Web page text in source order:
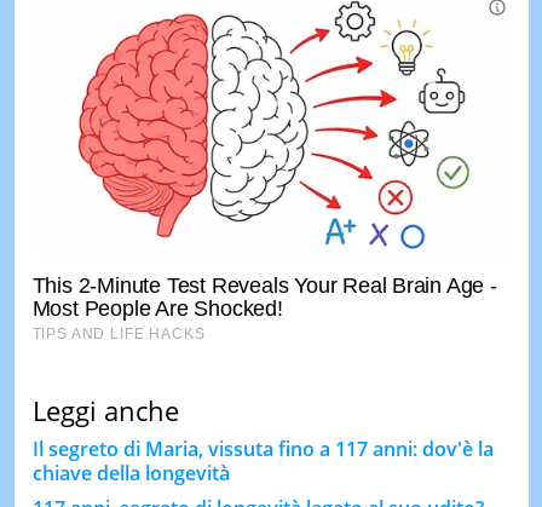
Leggi anche
Il segreto di Maria, vissuta fino a 117 anni: dov'è la
chiave della longevità